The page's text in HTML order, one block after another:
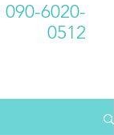
090-6020-
0512